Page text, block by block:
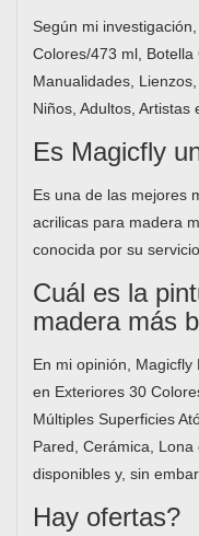
Según mi
Colores/473 ml,
Manualidades,
Niños, Adultos, Artistas
Es Magicfly
Es una de las mejores
acrilicas para madera
conocida por su
Cuál es la
madera más
En mi opinión,
en Exteriores 30
Múltiples Superficies
Pared, Cerámica,
disponibles y, sin
Hay ofertas?